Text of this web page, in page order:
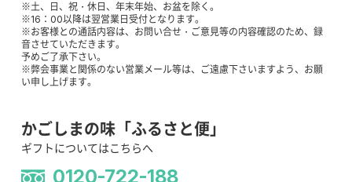
※土、日、祝・休日、年末年始、お盆を除く。
※16：00以降は翌営業日受付となります。
※お客様との通話内容は、お問い合せ・ご意見等の内容確認のため、録
音させていただきます。
予めご了承下さい。
※弊会事業と関係のない営業メール等は、ご遠慮下さいますよう、お願
い申し上げます。
かごしまの味「ふるさと便」
ギフトについてはこちらへ
0120-722-188